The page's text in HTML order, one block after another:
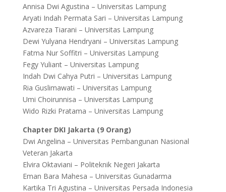
Annisa Dwi Agustina – Universitas Lampung
Aryati Indah Permata Sari – Universitas Lampung
Azvareza Tiarani – Universitas Lampung
Dewi Yulyana Hendryani – Universitas Lampung
Fatma Nur Soffitri – Universitas Lampung
Fegy Yuliant – Universitas Lampung
Indah Dwi Cahya Putri – Universitas Lampung
Ria Guslimawati – Universitas Lampung
Umi Choirunnisa – Universitas Lampung
Wido Rizki Pratama – Universitas Lampung
Chapter DKI Jakarta (9 Orang)
Dwi Angelina – Universitas Pembangunan Nasional
Veteran Jakarta
Elvira Oktaviani – Politeknik Negeri Jakarta
Eman Bara Mahesa – Universitas Gunadarma
Kartika Tri Agustina – Universitas Persada Indonesia